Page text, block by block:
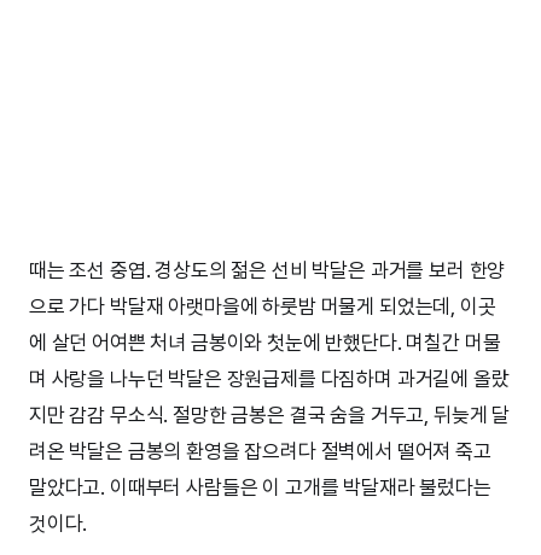
때는 조선 중엽. 경상도의 젊은 선비 박달은 과거를 보러 한양
으로 가다 박달재 아랫마을에 하룻밤 머물게 되었는데, 이곳
에 살던 어여쁜 처녀 금봉이와 첫눈에 반했단다. 며칠간 머물
며 사랑을 나누던 박달은 장원급제를 다짐하며 과거길에 올랐
지만 감감 무소식. 절망한 금봉은 결국 숨을 거두고, 뒤늦게 달
려온 박달은 금봉의 환영을 잡으려다 절벽에서 떨어져 죽고
말았다고. 이때부터 사람들은 이 고개를 박달재라 불렀다는
것이다.